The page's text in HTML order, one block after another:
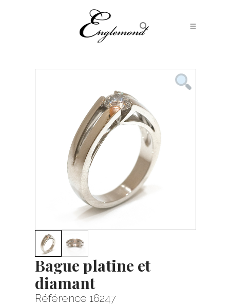
Bague platine et
diamant
Référence 16247